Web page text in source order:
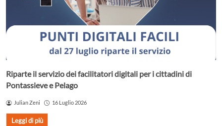
Riparte il servizio dei facilitatori digitali per i cittadini di
Pontassieve e Pelago
Julian Zeni 16 Luglio 2026
Leggi di più